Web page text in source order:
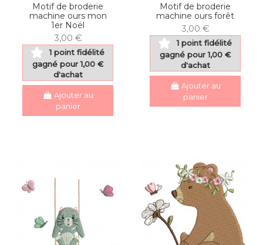
Motif de broderie
machine ours mon
1er Noël
3,00 €
1 point fidélité
gagné pour 1,00 €
d'achat
Ajouter au
panier
Motif de broderie
machine ours forêt
3,00 €
1 point fidélité
gagné pour 1,00 €
d'achat
Ajouter au
panier